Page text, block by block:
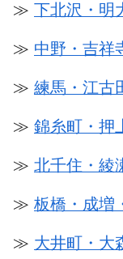
≫ 下北沢・明
≫ 中野・吉祥
≫ 練馬・江古
≫ 錦糸町・押
≫ 北千住・綾
≫ 板橋・成増
≫ 大井町・大